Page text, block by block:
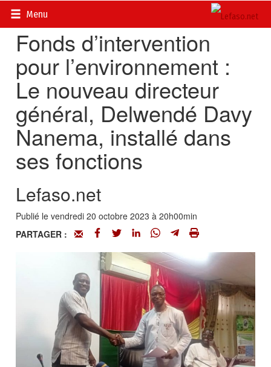
Menu
Accueil>
Fonds d’intervention
pour l’environnement :
Le nouveau directeur
général, Delwendé Davy
Nanema, installé dans
ses fonctions
Lefaso.net
Publié le vendredi 20 octobre 2023 à 20h00min
PARTAGER :